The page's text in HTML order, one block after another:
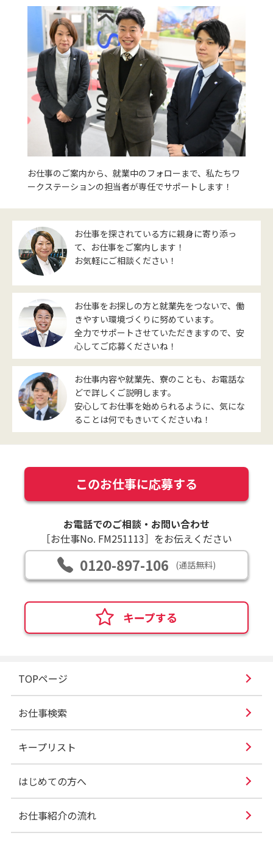
お仕事のご案内から、就業中のフォローまで、私たちワ
ークステーションの担当者が専任でサポートします！
お仕事を探されている方に親身に寄り添っ
て、お仕事をご案内します！
お気軽にご相談ください！
お仕事をお探しの方と就業先をつないで、働
きやすい環境づくりに努めています。
全力でサポートさせていただきますので、安
心してご応募くださいね！
お仕事内容や就業先、寮のことも、お電話な
どで詳しくご説明します。
安心してお仕事を始められるように、気にな
ることは何でもきいてくださいね！
このお仕事に応募する
お電話でのご相談・お問い合わせ
［お仕事No. FM251113］をお伝えください
0120-897-106 (通話無料)
キープする
TOPページ
お仕事検索
キープリスト
はじめての方へ
お仕事紹介の流れ